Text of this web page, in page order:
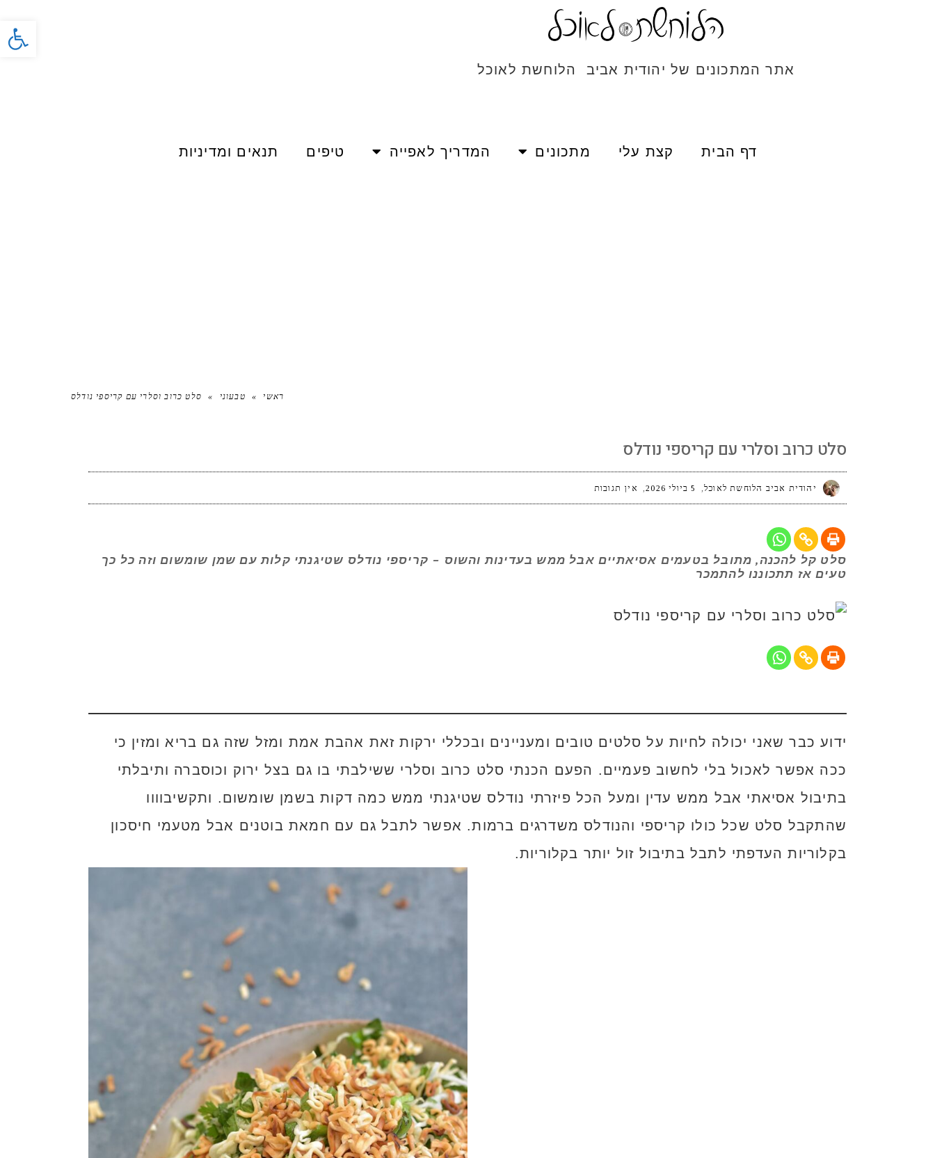
פתח
אתר המתכונים של יהודית אביב הלוחשת לאוכל
דף הבית קצת עלי מתכונים המדריך לאפייה טיפים תנאים ומדיניות
ראשי » טבעוני » סלט כרוב וסלרי עם קריספי נודלס
סלט כרוב וסלרי עם קריספי נודלס
יהודית אביב הלוחשת לאוכל 5 ביולי 2026 אין תגובות
סלט קל להכנה, מתובל בטעמים אסיאתיים אבל ממש בעדינות והשוס – קריספי נודלס שטיגנתי קלות עם שמן שומשום וזה כל כך
טעים אז תתכוננו להתמכר
ידוע כבר שאני יכולה לחיות על סלטים טובים ומעניינים ובכללי ירקות זאת אהבת אמת ומזל שזה גם בריא ומזין כי
ככה אפשר לאכול בלי לחשוב פעמיים. הפעם הכנתי סלט כרוב וסלרי ששילבתי בו גם בצל ירוק וכוסברה ותיבלתי
בתיבול אסיאתי אבל ממש עדין ומעל הכל פיזרתי נודלס שטיגנתי ממש כמה דקות בשמן שומשום. ותקשיבוווו
שהתקבל סלט שכל כולו קריספי והנודלס משדרגים ברמות. אפשר לתבל גם עם חמאת בוטנים אבל מטעמי חיסכון
בקלוריות העדפתי לתבל בתיבול זול יותר בקלוריות.